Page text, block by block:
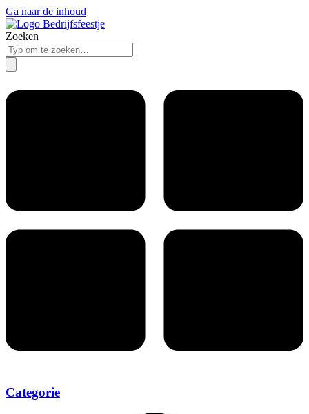
Ga naar de inhoud
Zoeken
Categorie